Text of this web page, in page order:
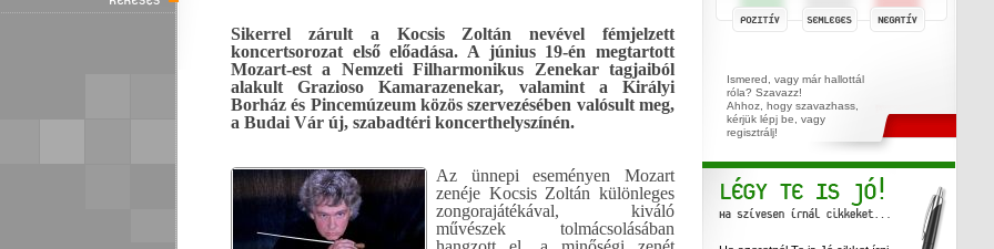
Sikerrel zárult a Kocsis Zoltán nevével fémjelzett
koncertsorozat első előadása. A június 19-én megtartott
Mozart-est a Nemzeti Filharmonikus Zenekar tagjaiból
alakult Grazioso Kamarazenekar, valamint a Királyi
Borház és Pincemúzeum közös szervezésében valósult meg,
a Budai Vár új, szabadtéri koncerthelyszínén.
Az ünnepi eseményen Mozart
zenéje Kocsis Zoltán különleges
zongorajátékával, kiváló
művészek tolmácsolásában
Ismered, vagy már hallottál
róla? Szavazz!
Ahhoz, hogy szavazhass,
kérjük lépj be, vagy
regisztrálj!